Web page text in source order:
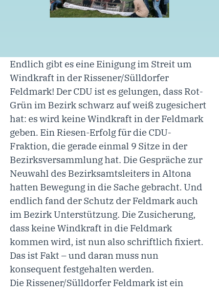
Endlich gibt es eine Einigung im Streit um
Windkraft in der Rissener/Sülldorfer
Feldmark! Der CDU ist es gelungen, dass Rot-
Grün im Bezirk schwarz auf weiß zugesichert
hat: es wird keine Windkraft in der Feldmark
geben. Ein Riesen-Erfolg für die CDU-
Fraktion, die gerade einmal 9 Sitze in der
Bezirksversammlung hat. Die Gespräche zur
Neuwahl des Bezirksamtsleiters in Altona
hatten Bewegung in die Sache gebracht. Und
endlich fand der Schutz der Feldmark auch
im Bezirk Unterstützung. Die Zusicherung,
dass keine Windkraft in die Feldmark
kommen wird, ist nun also schriftlich fixiert.
Das ist Fakt – und daran muss nun
konsequent festgehalten werden.
Die Rissener/Sülldorfer Feldmark ist ein